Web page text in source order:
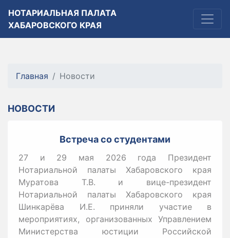
НОТАРИАЛЬНАЯ ПАЛАТА
ХАБАРОВСКОГО КРАЯ
Главная Новости
НОВОСТИ
Встреча со студентами
27 и 29 мая 2026 года Президент
Нотариальной палаты Хабаровского края
Муратова Т.В. и вице-президент
Нотариальной палаты Хабаровского края
Шинкарёва И.Е. приняли участие в
мероприятиях, организованных Управлением
Министерства юстиции Российской